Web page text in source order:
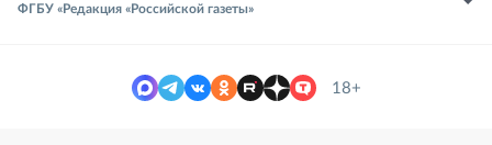
ФГБУ «Редакция «Российской газеты»
18+